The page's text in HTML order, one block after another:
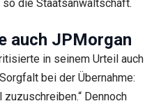
so die Staatsanwaltschaft.
auch JPMorgan
in seinem Urteil auch
bei der Übernahme:
Dennoch